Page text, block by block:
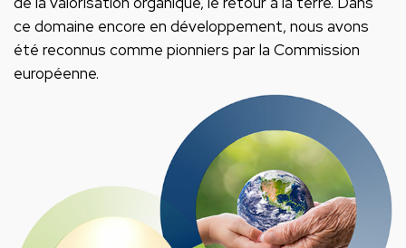
ce domaine encore en développement, nous avons
été reconnus comme pionniers par la Commission
européenne.